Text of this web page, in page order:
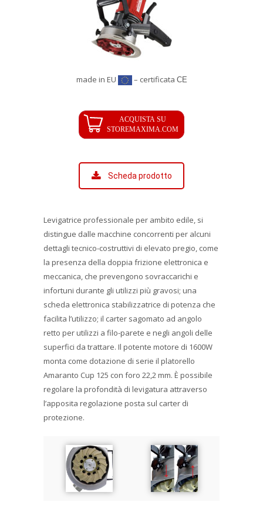
made in EU – certificata CE
Scheda prodotto
Levigatrice professionale per ambito edile, si
distingue dalle macchine concorrenti per alcuni
dettagli tecnico-costruttivi di elevato pregio, come
la presenza della doppia frizione elettronica e
meccanica, che prevengono sovraccarichi e
infortuni durante gli utilizzi più gravosi; una
scheda elettronica stabilizzatrice di potenza che
facilita l’utilizzo; il carter sagomato ad angolo
retto per utilizzi a filo-parete e negli angoli delle
superfici da trattare. Il potente motore di 1600W
monta come dotazione di serie il platorello
Amaranto Cup 125 con foro 22,2 mm. È possibile
regolare la profondità di levigatura attraverso
l’apposita regolazione posta sul carter di
protezione.